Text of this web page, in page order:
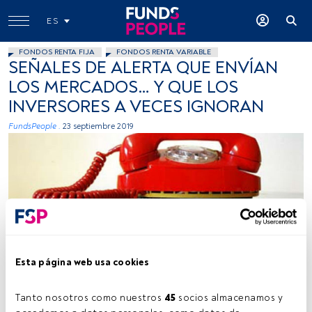
Esta página web usa cookies
Tanto nosotros como nuestros 45 socios almacenamos y
ES
FONDOS RENTA FIJA FONDOS RENTA VARIABLE
SEÑALES DE ALERTA QUE ENVÍAN
LOS MERCADOS… Y QUE LOS
INVERSORES A VECES IGNORAN
FundsPeople . 23 septiembre 2019
Tiempo lectura: 3 min.